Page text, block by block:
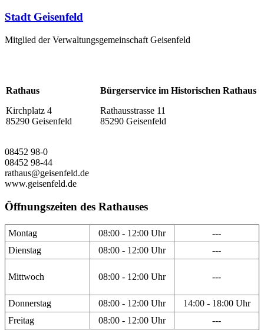
Stadt Geisenfeld
Mitglied der Verwaltungsgemeinschaft Geisenfeld
Rathaus
Kirchplatz 4
85290 Geisenfeld
Bürgerservice im Historischen Rathaus
Rathausstrasse 11
85290 Geisenfeld
08452 98-0
08452 98-44
rathaus@geisenfeld.de
www.geisenfeld.de
Öffnungszeiten des Rathauses
Montag 08:00 - 12:00 Uhr
---
Dienstag
08:00 - 12:00 Uhr ---
Mittwoch 08:00 - 12:00 Uhr ---
Donnerstag 08:00 - 12:00 Uhr
14:00 - 18:00 Uhr
Freitag
08:00 - 12:00 Uhr ---